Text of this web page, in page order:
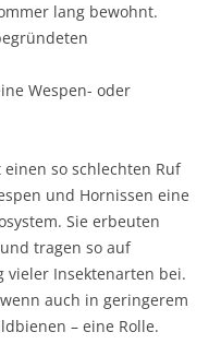
lang bewohnt.
Wespen- oder
so schlechten Ruf
und Hornissen eine
Sie erbeuten
tragen so auf
vieler Insektenarten bei.
auch in geringerem
– eine Rolle.